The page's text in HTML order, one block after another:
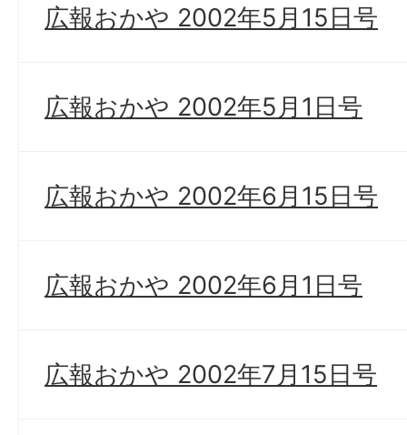
広報おかや 2002年5月15日号
広報おかや 2002年5月1日号
広報おかや 2002年6月15日号
広報おかや 2002年6月1日号
広報おかや 2002年7月15日号